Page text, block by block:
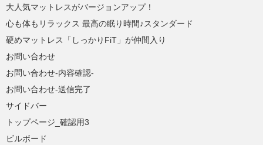
大人気マットレスがバージョンアップ！
心も体もリラックス 最高の眠り時間♪スタンダード
硬めマットレス「しっかりFiT」が仲間入り
お問い合わせ
お問い合わせ-内容確認-
お問い合わせ-送信完了
サイドバー
トップページ_確認用3
ビルボード